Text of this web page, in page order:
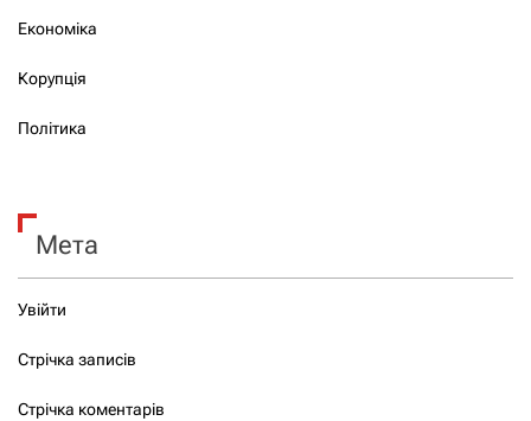
Економіка
Корупція
Політика
Мета
Увійти
Стрічка записів
Стрічка коментарів